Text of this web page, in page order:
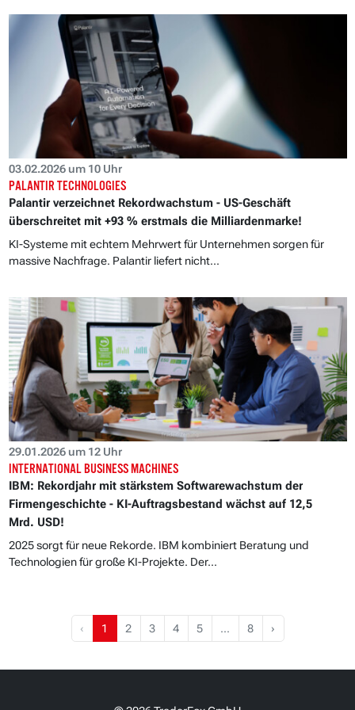
03.02.2026 um 10 Uhr
PALANTIR TECHNOLOGIES
Palantir verzeichnet Rekordwachstum - US-Geschäft
überschreitet mit +93 % erstmals die Milliardenmarke!
KI-Systeme mit echtem Mehrwert für Unternehmen sorgen für
massive Nachfrage. Palantir liefert nicht...
29.01.2026 um 12 Uhr
INTERNATIONAL BUSINESS MACHINES
IBM: Rekordjahr mit stärkstem Softwarewachstum der
Firmengeschichte - KI-Auftragsbestand wächst auf 12,5
Mrd. USD!
2025 sorgt für neue Rekorde. IBM kombiniert Beratung und
Technologien für große KI-Projekte. Der...
‹ 1 2 3 4 5 … 8 ›